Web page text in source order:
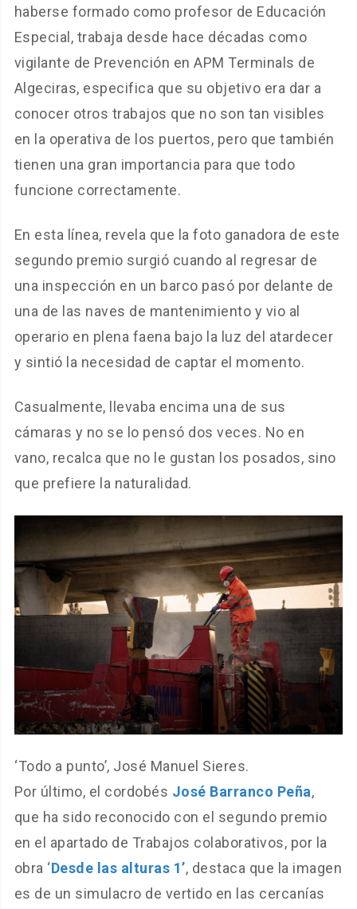
haberse formado como profesor de Educación
Especial, trabaja desde hace décadas como
vigilante de Prevención en APM Terminals de
Algeciras, especifica que su objetivo era dar a
conocer otros trabajos que no son tan visibles
en la operativa de los puertos, pero que también
tienen una gran importancia para que todo
funcione correctamente.
En esta línea, revela que la foto ganadora de este
segundo premio surgió cuando al regresar de
una inspección en un barco pasó por delante de
una de las naves de mantenimiento y vio al
operario en plena faena bajo la luz del atardecer
y sintió la necesidad de captar el momento.
Casualmente, llevaba encima una de sus
cámaras y no se lo pensó dos veces. No en
vano, recalca que no le gustan los posados, sino
que prefiere la naturalidad.
‘Todo a punto’, José Manuel Sieres.
Por último, el cordobés José Barranco Peña,
que ha sido reconocido con el segundo premio
en el apartado de Trabajos colaborativos, por la
obra ‘Desde las alturas 1’, destaca que la imagen
es de un simulacro de vertido en las cercanías